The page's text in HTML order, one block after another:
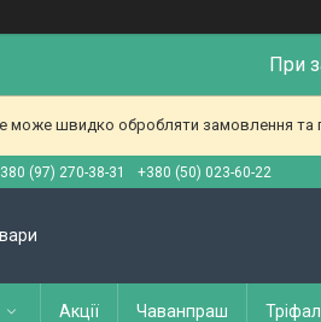
При
може швидко обробляти замовлення та
(97) 270-38-31 +380 (50) 023-60-22
Акції Чаванпраш